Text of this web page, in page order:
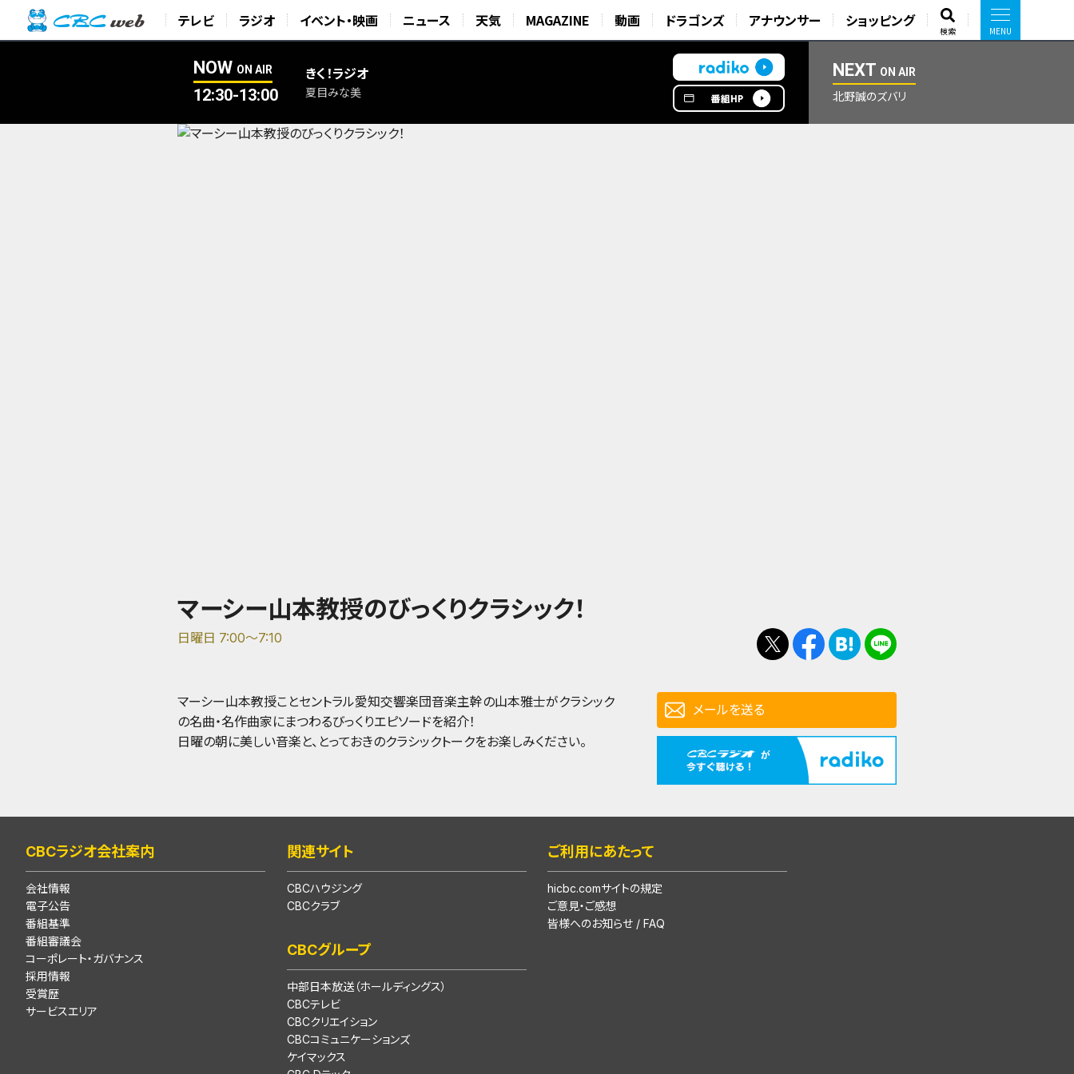
テレビ ラジオ イベント・映画 ニュース 天気 MAGAZINE 動画 ドラゴンズ アナウンサー ショッピング
検索
NOW ON AIR
12:30-13:00
きく！ラジオ
夏目みな美
NEXT ON AIR
北野誠のズバリ
マーシー山本教授のびっくりクラシック！
日曜日 7:00～7:10
マーシー山本教授ことセントラル愛知交響楽団音楽主幹の山本雅士がクラシック
の名曲・名作曲家にまつわるびっくりエピソードを紹介！
日曜の朝に美しい音楽と、とっておきのクラシックトークをお楽しみください。
メールを送る
CBCラジオ会社案内
会社情報
電子公告
番組基準
番組審議会
コーポレート・ガバナンス
採用情報
受賞歴
サービスエリア
関連サイト
CBCハウジング
CBCクラブ
CBCグループ
中部日本放送（ホールディングス）
CBCテレビ
CBCクリエイション
CBCコミュニケーションズ
ケイマックス
ご利用にあたって
hicbc.comサイトの規定
ご意見・ご感想
皆様へのお知らせ / FAQ